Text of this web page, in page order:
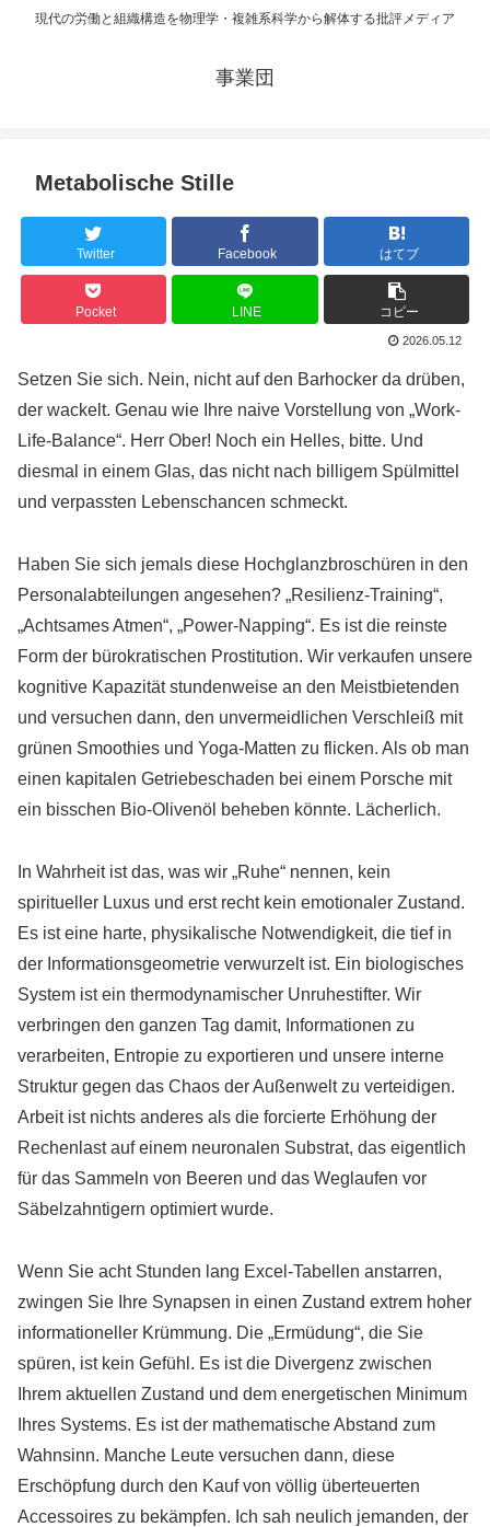
現代の労働と組織構造を物理学・複雑系科学から解体する批評メディア
事業団
Metabolische Stille
Twitter Facebook はてブ
Pocket LINE コピー
2026.05.12
Setzen Sie sich. Nein, nicht auf den Barhocker da drüben,
der wackelt. Genau wie Ihre naive Vorstellung von „Work-
Life-Balance“. Herr Ober! Noch ein Helles, bitte. Und
diesmal in einem Glas, das nicht nach billigem Spülmittel
und verpassten Lebenschancen schmeckt.
Haben Sie sich jemals diese Hochglanzbroschüren in den
Personalabteilungen angesehen? „Resilienz-Training“,
„Achtsames Atmen“, „Power-Napping“. Es ist die reinste
Form der bürokratischen Prostitution. Wir verkaufen unsere
kognitive Kapazität stundenweise an den Meistbietenden
und versuchen dann, den unvermeidlichen Verschleiß mit
grünen Smoothies und Yoga-Matten zu flicken. Als ob man
einen kapitalen Getriebeschaden bei einem Porsche mit
ein bisschen Bio-Olivenöl beheben könnte. Lächerlich.
In Wahrheit ist das, was wir „Ruhe“ nennen, kein
spiritueller Luxus und erst recht kein emotionaler Zustand.
Es ist eine harte, physikalische Notwendigkeit, die tief in
der Informationsgeometrie verwurzelt ist. Ein biologisches
System ist ein thermodynamischer Unruhestifter. Wir
verbringen den ganzen Tag damit, Informationen zu
verarbeiten, Entropie zu exportieren und unsere interne
Struktur gegen das Chaos der Außenwelt zu verteidigen.
Arbeit ist nichts anderes als die forcierte Erhöhung der
Rechenlast auf einem neuronalen Substrat, das eigentlich
für das Sammeln von Beeren und das Weglaufen vor
Säbelzahntigern optimiert wurde.
Wenn Sie acht Stunden lang Excel-Tabellen anstarren,
zwingen Sie Ihre Synapsen in einen Zustand extrem hoher
informationeller Krümmung. Die „Ermüdung“, die Sie
spüren, ist kein Gefühl. Es ist die Divergenz zwischen
Ihrem aktuellen Zustand und dem energetischen Minimum
Ihres Systems. Es ist der mathematische Abstand zum
Wahnsinn. Manche Leute versuchen dann, diese
Erschöpfung durch den Kauf von völlig überteuerten
Accessoires zu bekämpfen. Ich sah neulich jemanden, der